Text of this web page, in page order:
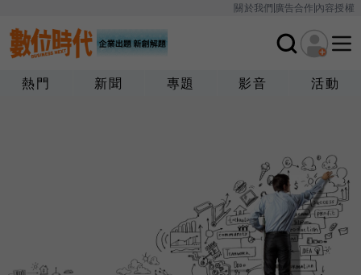
關於我們廣告合作內容授權
熱門 新聞 專題 影音 活動